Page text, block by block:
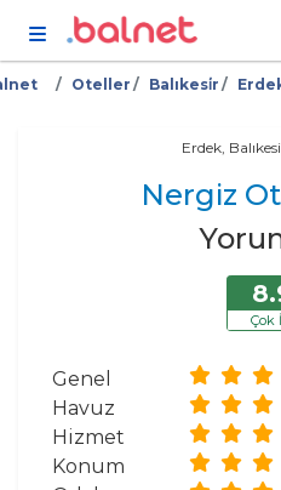
Oteller Balıkesi̇r
Erdek,
Nergiz
Çok
Genel
Havuz
Hizmet
Konum